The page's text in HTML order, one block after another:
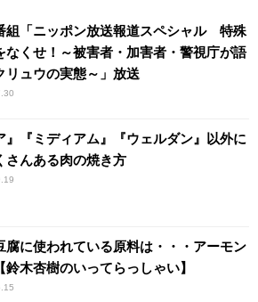
組「ニッポン放送報道スペシャル 特殊
なくせ！～被害者・加害者・警視庁が語
リュウの実態～」放送
』『ミディアム』『ウェルダン』以外に
さんある肉の焼き方
腐に使われている原料は・・・アーモン
鈴木杏樹のいってらっしゃい】